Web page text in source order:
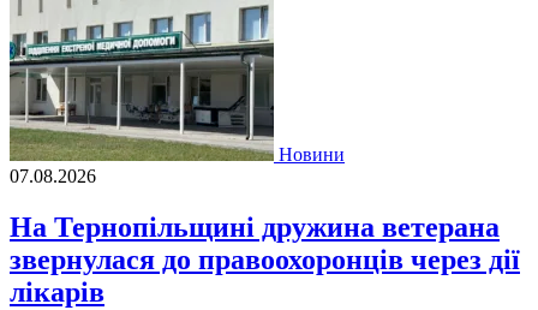
Новини
07.08.2026
На Тернопільщині дружина ветерана
звернулася до правоохоронців через дії
лікарів